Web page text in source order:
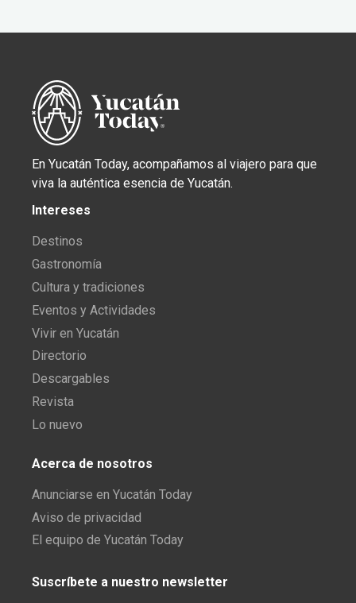
En Yucatán Today, acompañamos al viajero para que
viva la auténtica esencia de Yucatán.
Intereses
Destinos
Gastronomía
Cultura y tradiciones
Eventos y Actividades
Vivir en Yucatán
Directorio
Descargables
Revista
Lo nuevo
Acerca de nosotros
Anunciarse en Yucatán Today
Aviso de privacidad
El equipo de Yucatán Today
Suscríbete a nuestro newsletter